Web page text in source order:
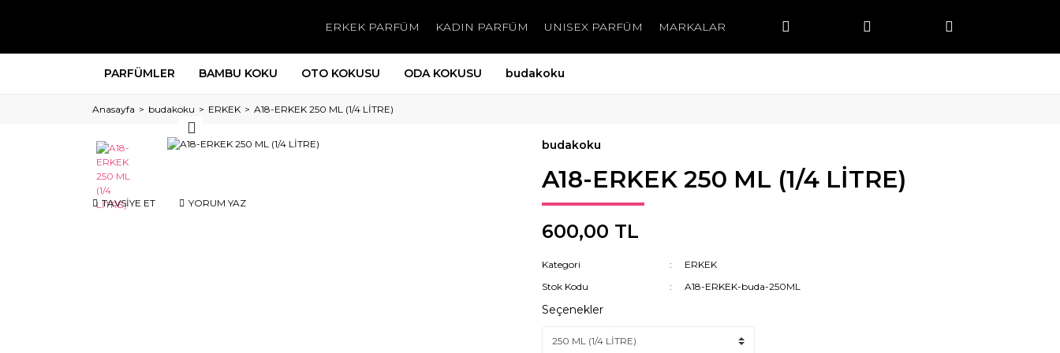
ERKEK PARFÜM KADIN PARFÜM UNISEX PARFÜM MARKALAR
PARFÜMLER BAMBU KOKU OTO KOKUSU ODA KOKUSU budakoku
Anasayfa budakoku ERKEK A18-ERKEK 250 ML (1/4 LİTRE)
TAVSİYE ET YORUM YAZ
budakoku
A18-ERKEK 250 ML (1/4 LİTRE)
600,00 TL
Kategori
ERKEK
Stok Kodu
A18-ERKEK-buda-250ML
Seçenekler